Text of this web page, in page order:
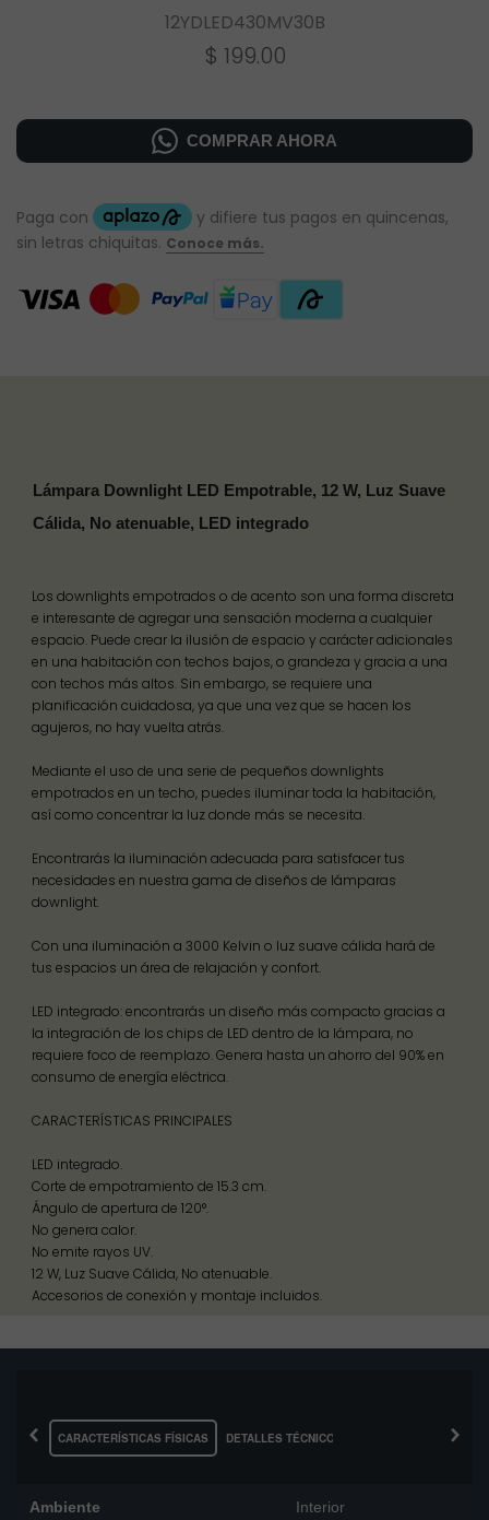
12YDLED430MV30B
$ 199.00
COMPRAR AHORA
Lámpara Downlight LED Empotrable, 12 W, Luz Suave
Cálida, No atenuable, LED integrado
Los downlights empotrados o de acento son una forma discreta
e interesante de agregar una sensación moderna a cualquier
espacio. Puede crear la ilusión de espacio y carácter adicionales
en una habitación con techos bajos, o grandeza y gracia a una
con techos más altos. Sin embargo, se requiere una
planificación cuidadosa, ya que una vez que se hacen los
agujeros, no hay vuelta atrás.
Mediante el uso de una serie de pequeños downlights
empotrados en un techo, puedes iluminar toda la habitación,
así como concentrar la luz donde más se necesita.
Encontrarás la iluminación adecuada para satisfacer tus
necesidades en nuestra gama de diseños de lámparas
downlight.
Con una iluminación a 3000 Kelvin o luz suave cálida hará de
tus espacios un área de relajación y confort.
LED integrado: encontrarás un diseño más compacto gracias a
la integración de los chips de LED dentro de la lámpara, no
requiere foco de reemplazo. Genera hasta un ahorro del 90% en
consumo de energía eléctrica.
CARACTERÍSTICAS PRINCIPALES
LED integrado.
Corte de empotramiento de 15.3 cm.
Ángulo de apertura de 120°.
No genera calor.
No emite rayos UV.
12 W, Luz Suave Cálida, No atenuable.
Accesorios de conexión y montaje incluidos.
‹ CARACTERÍSTICAS FÍSICAS DETALLES TÉCNICOS ›
Ambiente Interior